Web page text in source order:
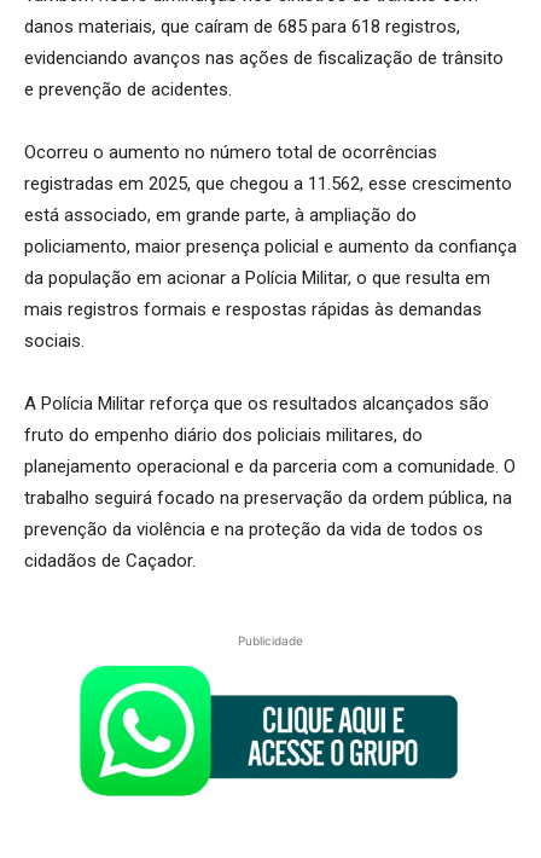
danos materiais, que caíram de 685 para 618 registros,
evidenciando avanços nas ações de fiscalização de trânsito
e prevenção de acidentes.
Ocorreu o aumento no número total de ocorrências
registradas em 2025, que chegou a 11.562, esse crescimento
está associado, em grande parte, à ampliação do
policiamento, maior presença policial e aumento da confiança
da população em acionar a Polícia Militar, o que resulta em
mais registros formais e respostas rápidas às demandas
sociais.
A Polícia Militar reforça que os resultados alcançados são
fruto do empenho diário dos policiais militares, do
planejamento operacional e da parceria com a comunidade. O
trabalho seguirá focado na preservação da ordem pública, na
prevenção da violência e na proteção da vida de todos os
cidadãos de Caçador.
Publicidade